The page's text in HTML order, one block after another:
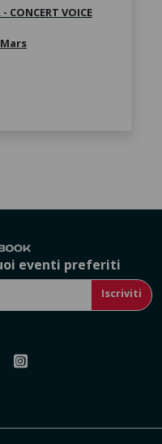
CONCERT VOICE
eventi preferiti
Iscriviti